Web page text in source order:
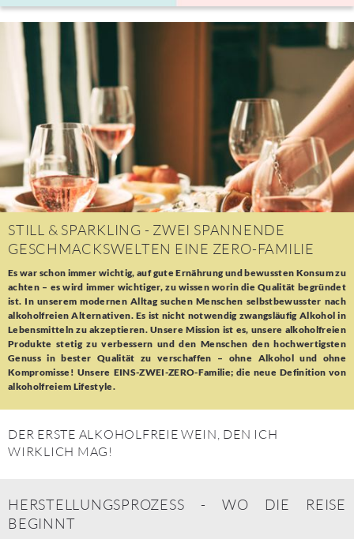
STILL & SPARKLING - ZWEI SPANNENDE
GESCHMACKSWELTEN EINE ZERO-FAMILIE
Es war schon immer wichtig, auf gute Ernährung und bewussten Konsum zu
achten – es wird immer wichtiger, zu wissen worin die Qualität begründet
ist. In unserem modernen Alltag suchen Menschen selbstbewusster nach
alkoholfreien Alternativen. Es ist nicht notwendig zwangsläufig Alkohol in
Lebensmitteln zu akzeptieren. Unsere Mission ist es, unsere alkoholfreien
Produkte stetig zu verbessern und den Menschen den hochwertigsten
Genuss in bester Qualität zu verschaffen – ohne Alkohol und ohne
Kompromisse! Unsere EINS-ZWEI-ZERO-Familie; die neue Definition von
alkoholfreiem Lifestyle.
DER ERSTE ALKOHOLFREIE WEIN, DEN ICH
WIRKLICH MAG!
HERSTELLUNGSPROZESS - WO DIE REISE
BEGINNT